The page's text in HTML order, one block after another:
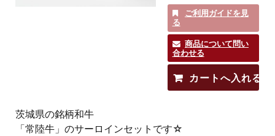
ご利用ガイドを見
る
商品について問い
合わせる
茨城県の銘柄和牛
「常陸牛」のサーロインセットです☆